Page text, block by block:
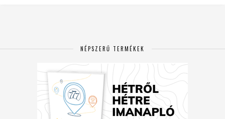
NÉPSZERŰ TERMÉKEK